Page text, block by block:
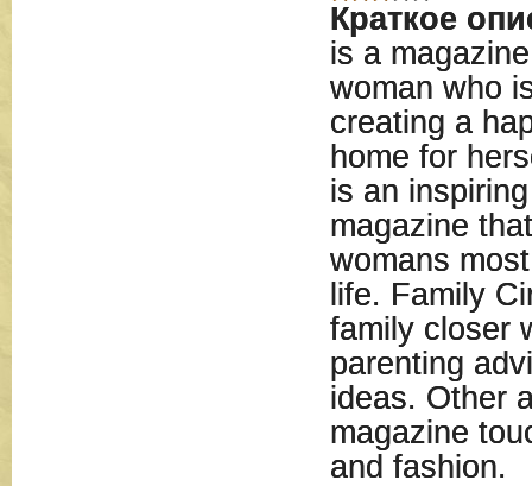
Краткое
is a
woman who
creating a
home for
is an
magazine
womans
life. Family
family closer
parenting
ideas. Other
magazine
and fashion.